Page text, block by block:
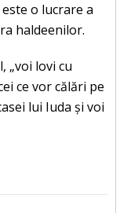
o lucrare a
haldeenilor.
„voi lovi cu
ce vor călări pe
lui Iuda și voi